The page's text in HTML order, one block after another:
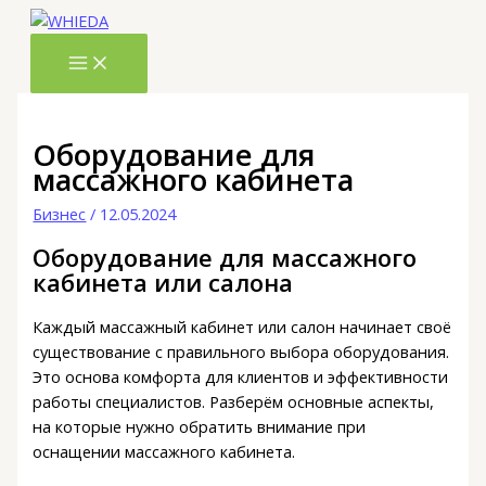
Перейти
содержимому
Оборудование для
массажного кабинета
Бизнес / 12.05.2024
Оборудование для массажного
кабинета или салона
Каждый массажный кабинет или салон начинает своё
существование с правильного выбора оборудования.
Это основа комфорта для клиентов и эффективности
работы специалистов. Разберём основные аспекты,
на которые нужно обратить внимание при
оснащении массажного кабинета.
Введите
здесь...
Имя*
Email*
Сайт
П
: